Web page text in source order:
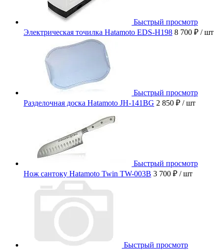
Быстрый просмотр
Электрическая точилка Hatamoto EDS-H198 8 700 ₽ / шт
Быстрый просмотр
Разделочная доска Hatamoto JH-141BG 2 850 ₽ / шт
Быстрый просмотр
Нож сантоку Hatamoto Twin TW-003B 3 700 ₽ / шт
Быстрый просмотр